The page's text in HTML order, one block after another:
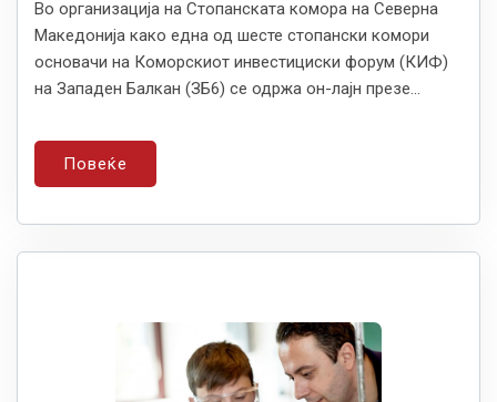
Во организација на Стопанската комора на Северна
Македонија како една од шесте стопански комори
основачи на Коморскиот инвестициски форум (КИФ)
на Западен Балкан (ЗБ6) се одржа он-лајн презе...
Повеќе